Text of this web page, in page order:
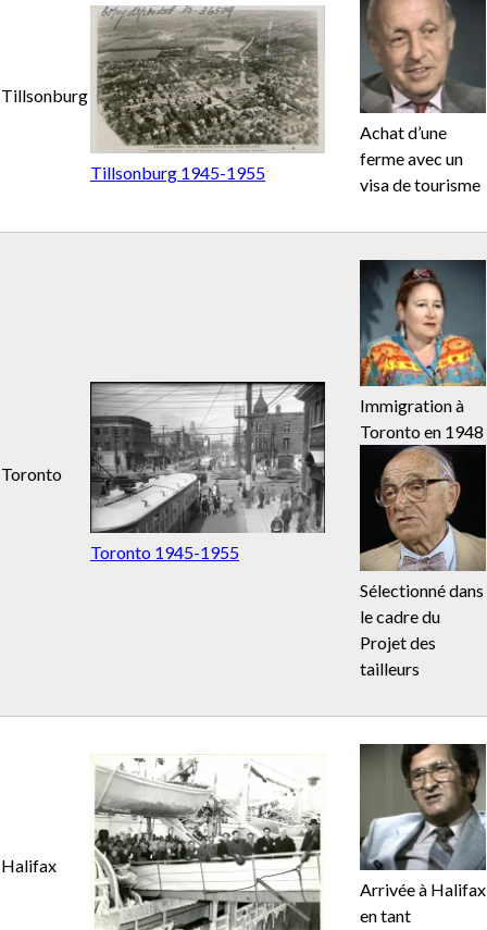
Tillsonburg
Tillsonburg 1945-1955
Achat d’une
ferme avec un
visa de tourisme
Toronto
Toronto 1945-1955
Immigration à
Toronto en 1948
Sélectionné dans
le cadre du
Projet des
tailleurs
Halifax
Arrivée à Halifax
en tant